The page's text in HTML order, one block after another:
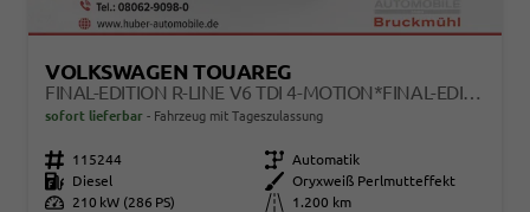
VOLKSWAGEN TOUAREG
FINAL-EDITION R-LINE V6 TDI 4-MOTION*FINAL-EDITION*AHK-SCHWENKBAR*NAVI*ACC*PDC*LED*SHZ*21-ZOLL
sofort lieferbar Fahrzeug mit Tageszulassung
Fahrzeugnr. 115244 Getriebe Automatik
Kraftstoff
Diesel Außenfarbe
Oryxweiß Perlmutteffekt
Leistung
210 kW (286 PS) Kilometerstand
1.200 km